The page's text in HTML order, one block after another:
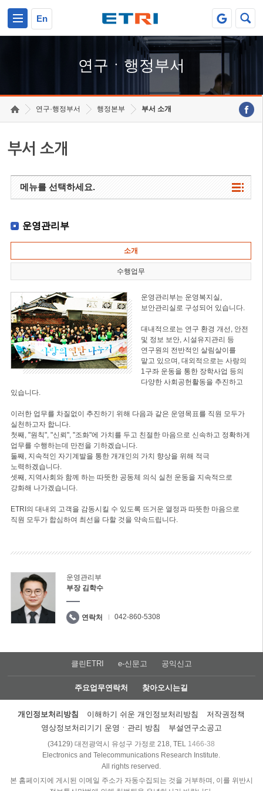
En
연구ㆍ행정부서
연구·행정부서 행정본부 부서 소개
부서 소개
메뉴를 선택하세요.
운영관리부
소개
수행업무
운영관리부는 운영복지실,
보안관리실로 구성되어 있습니다.
대내적으로는 연구 환경 개선, 안전
및 정보 보안, 시설유지관리 등
연구원의 전반적인 살림살이를
맡고 있으며, 대외적으로는 사랑의
1구좌 운동을 통한 장학사업 등의
다양한 사회공헌활동을 추진하고
있습니다.
이러한 업무를 차질없이 추진하기 위해 다음과 같은 운영목표를 직원 모두가
실천하고자 합니다.
첫째, "원칙", "신뢰", "조화"에 가치를 두고 친절한 마음으로 신속하고 정확하게
업무를 수행하는데 만전을 기하겠습니다.
둘째, 지속적인 자기계발을 통한 개개인의 가치 향상을 위해 적극
노력하겠습니다.
셋째, 지역사회와 함께 하는 따뜻한 공동체 의식 실천 운동을 지속적으로
강화해 나가겠습니다.
ETRI의 대내외 고객을 감동시킬 수 있도록 뜨거운 열정과 따뜻한 마음으로
직원 모두가 합심하여 최선을 다할 것을 약속드립니다.
운영관리부
부장 김학수
연락처 042-860-5308
클린ETRI e-신문고 공익신고
주요업무연락처 찾아오시는길
개인정보처리방침 이해하기 쉬운 개인정보처리방침
저작권정책
영상정보처리기기 운영ㆍ관리 방침
부설연구소공고
(34129) 대전광역시 유성구 가정로 218, TEL 1466-38
Electronics and Telecommunications Research Institute.
All rights reserved.
본 홈페이지에 게시된 이메일 주소가 자동수집되는 것을 거부하며, 이를 위반시